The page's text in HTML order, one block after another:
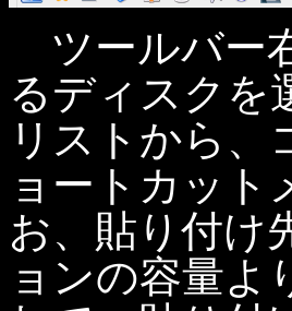
ツールバー
るディスクを
リストから、
ョートカット
お、貼り付け
ョンの容量よ